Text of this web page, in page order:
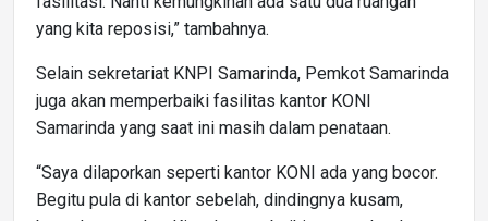
yang kita reposisi,” tambahnya.
Selain sekretariat KNPI Samarinda, Pemkot Samarinda
juga akan memperbaiki fasilitas kantor KONI
Samarinda yang saat ini masih dalam penataan.
“Saya dilaporkan seperti kantor KONI ada yang bocor.
Begitu pula di kantor sebelah, dindingnya kusam,